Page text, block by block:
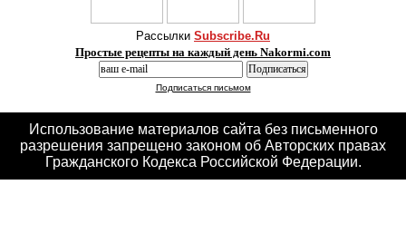
Рассылки Subscribe.Ru
Простые рецепты на каждый день Nakormi.com
Подписаться письмом
Использование материалов сайта без письменного
разрешения запрещено законом об Авторских правах
Гражданского Кодекса Российской Федерации.